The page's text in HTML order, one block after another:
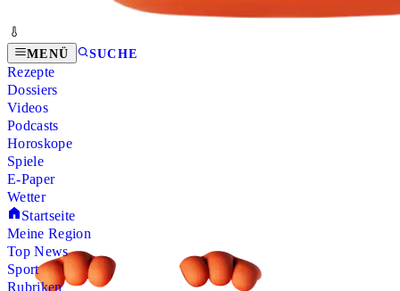
MENÜ SUCHE
Rezepte
Dossiers
Videos
Podcasts
Horoskope
Spiele
E-Paper
Wetter
Startseite
Meine Region
Top News
Sport
Rubriken